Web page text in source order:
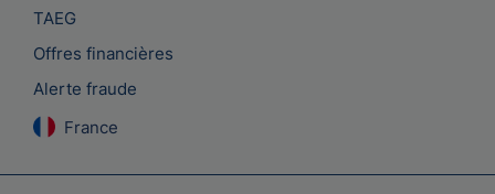
TAEG
Offres financières
Alerte fraude
France